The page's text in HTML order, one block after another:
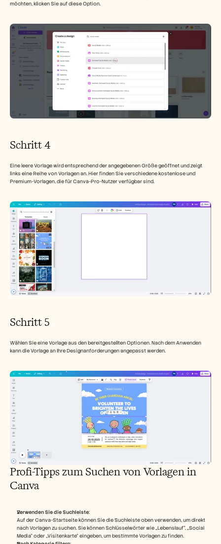
möchten, klicken Sie auf diese Option.
Schritt 4
Eine leere Vorlage wird entsprechend der angegebenen Größe geöffnet und zeigt
links eine Reihe von Vorlagen an. Hier finden Sie verschiedene kostenlose und
Premium-Vorlagen, die für Canva-Pro-Nutzer verfügbar sind.
Schritt 5
Wählen Sie eine Vorlage aus den bereitgestellten Optionen. Nach dem Anwenden
kann die Vorlage an Ihre Designanforderungen angepasst werden.
Profi-Tipps zum Suchen von Vorlagen in
Canva
Verwenden Sie die Suchleiste:
Auf der Canva-Startseite können Sie die Suchleiste oben verwenden, um direkt
nach Vorlagen zu suchen. Sie können Schlüsselwörter wie „Lebenslauf“, „Social
Media“ oder „Visitenkarte“ eingeben, um bestimmte Vorlagen zu finden.